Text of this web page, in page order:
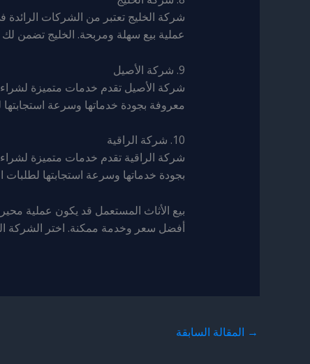
شركة الخليج تعتبر من الشركات
عملية بيع سهلة ومربحة. الخليج تضمن
9. شركة الأصيل
شركة الأصيل تقدم خدمات متميزة
معروفة بجودة خدماتها وسرعة استجابتها
10. شركة الراقية
شركة الراقية تقدم خدمات متميزة
بجودة خدماتها وسرعة استجابتها لطلبات
بيع الأثاث المستعمل قد يكون عملية
أفضل سعر وخدمة ممكنة. اختر الشركة
→ المقالة السابقة